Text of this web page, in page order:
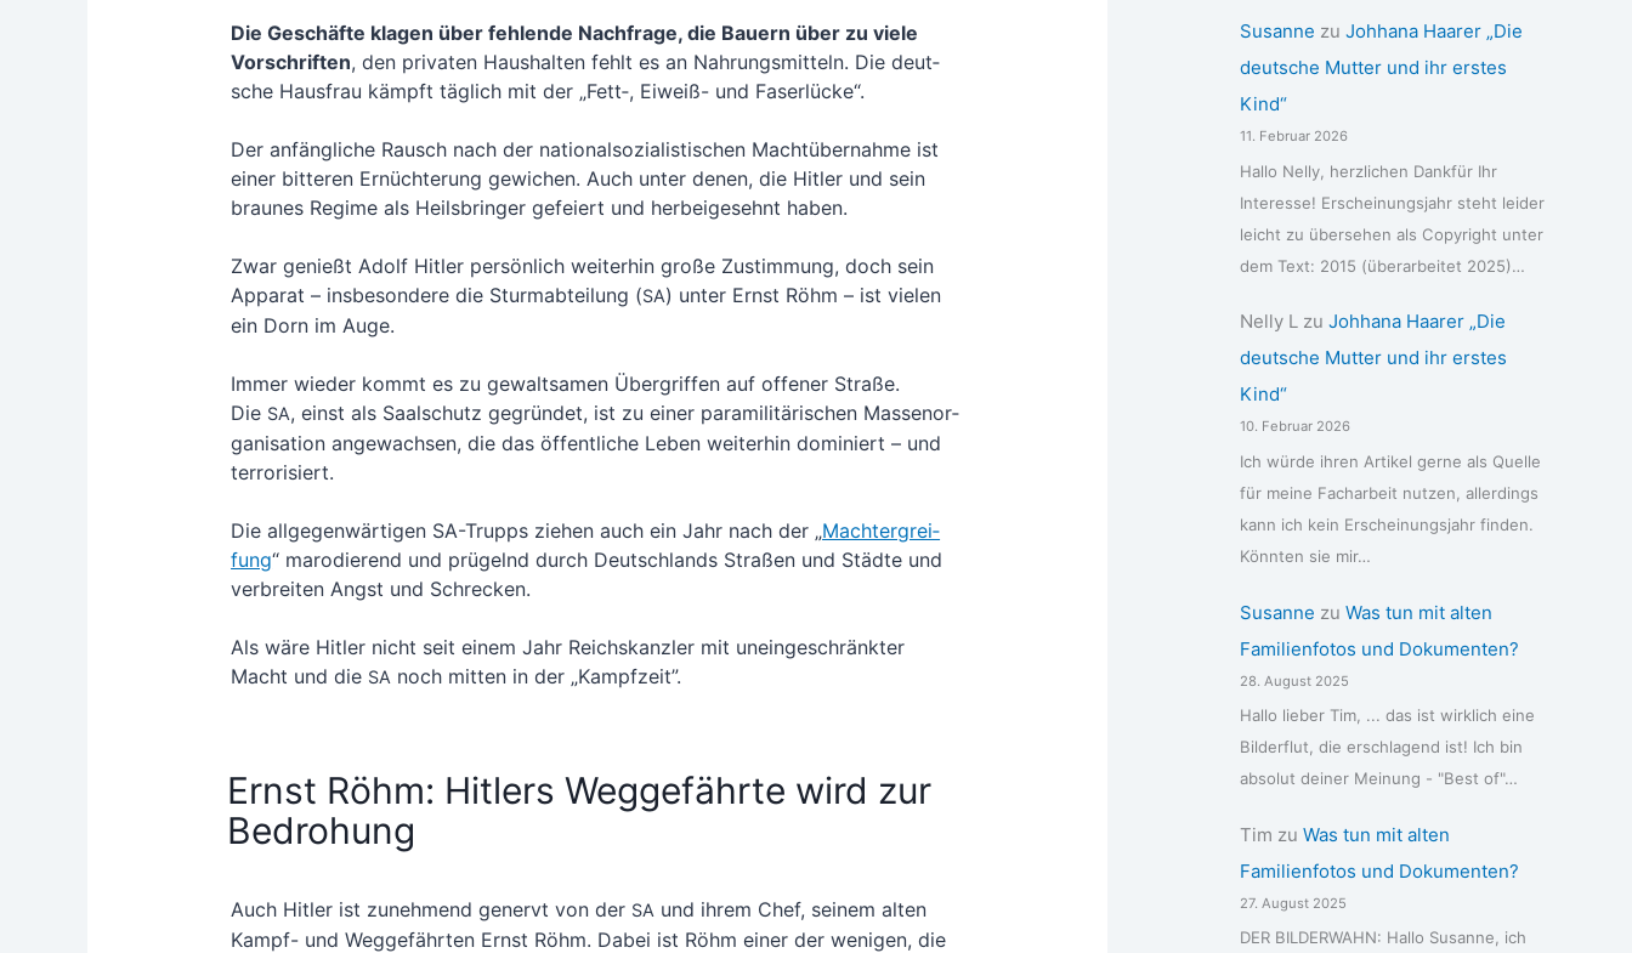
Die Geschäf­te kla­gen über feh­len­de Nach­fra­ge, die Bau­ern über zu vie­le
Vor­schrif­ten, den pri­va­ten Haus­hal­ten fehlt es an Nah­rungs­mit­teln. Die deut­
sche Haus­frau kämpft täg­lich mit der „Fett‑, Eiweiß- und Faser­lü­cke“.
Der anfäng­li­che Rausch nach der natio­nal­so­zia­lis­ti­schen Macht­über­nah­me ist
einer bit­te­ren Ernüch­te­rung gewi­chen. Auch unter denen, die Hit­ler und sein
brau­nes Regime als Heils­brin­ger gefei­ert und her­bei­ge­sehnt haben.
Zwar genießt Adolf Hit­ler per­sön­lich wei­ter­hin gro­ße Zustim­mung, doch sein
Appa­rat – ins­be­son­de­re die Sturm­ab­tei­lung (SA) unter Ernst Röhm – ist vie­len
ein Dorn im Auge.
Immer wie­der kommt es zu gewalt­sa­men Über­grif­fen auf offe­ner Stra­ße.
Die SA, einst als Saal­schutz gegrün­det, ist zu einer para­mi­li­tä­ri­schen Mas­sen­or­
ga­ni­sa­ti­on ange­wach­sen, die das öffent­li­che Leben wei­ter­hin domi­niert – und
ter­ro­ri­siert.
Die all­ge­gen­wär­ti­gen SA-Trupps zie­hen auch ein Jahr nach der „Macht­er­grei­
fung“ maro­die­rend und prü­gelnd durch Deutsch­lands Stra­ßen und Städ­te und
ver­brei­ten Angst und Schre­cken.
Als wäre Hit­ler nicht seit einem Jahr Reichs­kanz­ler mit unein­ge­schränk­ter
Macht und die SA noch mit­ten in der „Kampf­zeit”.
Ernst Röhm: Hitlers Weggefährte wird zur
Bedrohung
Auch Hit­ler ist zuneh­mend genervt von der SA und ihrem Chef, sei­nem alten
Kampf- und Weg­ge­fähr­ten Ernst Röhm. Dabei ist Röhm einer der weni­gen, die
Susanne zu Johhana Haarer „Die
deutsche Mutter und ihr erstes
Kind“
11. Februar 2026
Hallo Nelly, herzlichen Dankfür Ihr
Interesse! Erscheinungsjahr steht leider
leicht zu übersehen als Copyright unter
dem Text: 2015 (überarbeitet 2025)…
Nelly Lzu Johhana Haarer „Die
deutsche Mutter und ihr erstes
Kind“
10. Februar 2026
Ich würde ihren Artikel gerne als Quelle
für meine Facharbeit nutzen, allerdings
kann ich kein Erscheinungsjahr finden.
Könnten sie mir…
Susanne zu Was tun mit alten
Familienfotos und Dokumenten?
28. August 2025
Hallo lieber Tim, ... das ist wirklich eine
Bilderflut, die erschlagend ist! Ich bin
absolut deiner Meinung - "Best of"…
Tim zu Was tun mit alten
Familienfotos und Dokumenten?
27. August 2025
DER BILDERWAHN: Hallo Susanne, ich